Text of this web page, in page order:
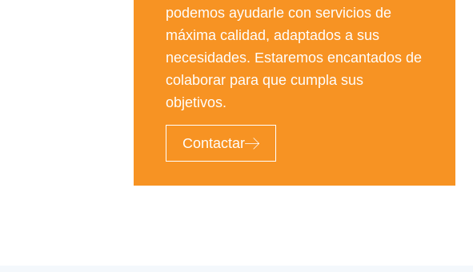
podemos ayudarle con servicios de
máxima calidad, adaptados a sus
necesidades. Estaremos encantados de
colaborar para que cumpla sus
objetivos.
Contactar